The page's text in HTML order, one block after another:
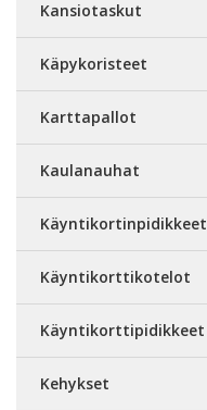
Kansiotaskut
Käpykoristeet
Karttapallot
Kaulanauhat
Käyntikortinpidikkeet
Käyntikorttikotelot
Käyntikorttipidikkeet
Kehykset